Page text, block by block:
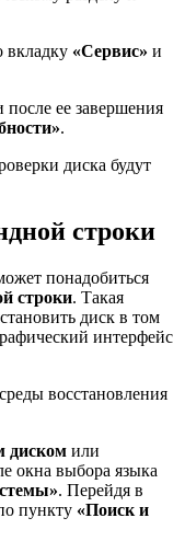
«Сервис» и
ее завершения
.
диска будут
строки
понадобиться
строки. Такая
диск в том
интерфейс
восстановления
диском или
окна выбора языка
. Перейдя в
пункту «Поиск и